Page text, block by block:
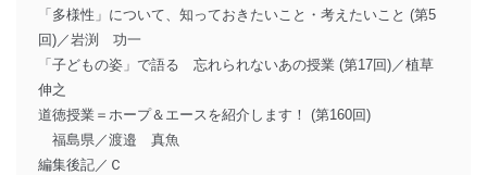
「多様性」について、知っておきたいこと・考えたいこと (第5
回)／岩渕 功一
「子どもの姿」で語る 忘れられないあの授業 (第17回)／植草
伸之
道徳授業＝ホープ＆エースを紹介します！ (第160回)
福島県／渡邉 真魚
編集後記／Ｃ